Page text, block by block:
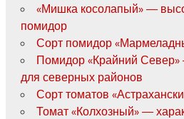
«Мишка косолапый» —
помидор
Сорт помидор
Помидор «Крайний
для северных районов
Сорт томатов
Томат «Колхозный» —